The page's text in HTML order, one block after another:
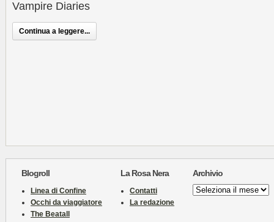
Vampire Diaries
Continua a leggere...
Blogroll
Linea di Confine
Occhi da viaggiatore
The Beatall
La Rosa Nera
Contatti
La redazione
Archivio
Archivio